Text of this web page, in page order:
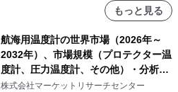
もっと見る
航海用温度計の世界市場（2026年～
2032年）、市場規模（プロテクター温
度計、圧力温度計、その他）・分析レ
ポートを発表
株式会社マーケットリサーチセンター